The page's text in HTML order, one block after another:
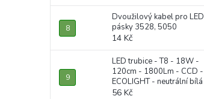
Dvoužilový kabel pro LED
pásky 3528, 5050
14 Kč
LED trubice - T8 - 18W -
120cm - 1800Lm - CCD -
ECOLIGHT - neutrální bílá
56 Kč